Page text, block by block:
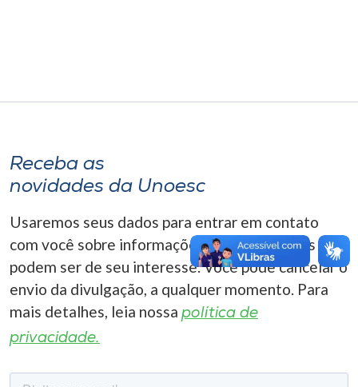
Receba as
novidades da Unoesc
Usaremos seus dados para entrar em contato
com você sobre informações correlacionadas que
podem ser de seu interesse. Você pode cancelar o
envio da divulgação, a qualquer momento. Para
mais detalhes, leia nossa política de
privacidade.